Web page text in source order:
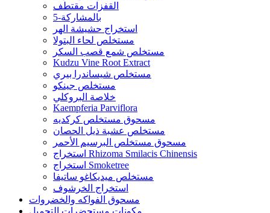
القفزات مقتطف
5-بالمشاركة
استخراج حشيشة الهر
مستخلص لحاء البتولا
مستخلص شمع قصب السكر
Kudzu Vine Root Extract
مستخلص شيساندرا بيري
مستخلص جينكو
خلاصة البروكلي
Kaempferia Parviflora
مسحوق مستخلص كركديه
مستخلص عشبة ذيل الحصان
مسحوق مستخلص البرسيم الأحمر
استخراج Rhizoma Smilacis Chinensis
استخراج Smoketree
مستخلص ميديكاغو ساتيفا
استخراج الخرشوف
مسحوق الفواكه والخضروات
مكونات مستحضرات التجميل